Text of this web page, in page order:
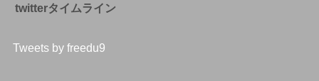
twitterタイムライン
Tweets by freedu9